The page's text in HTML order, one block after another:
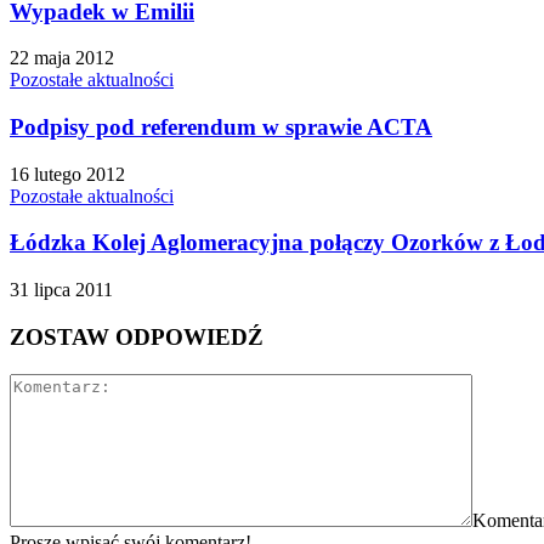
Wypadek w Emilii
22 maja 2012
Pozostałe aktualności
Podpisy pod referendum w sprawie ACTA
16 lutego 2012
Pozostałe aktualności
Łódzka Kolej Aglomeracyjna połączy Ozorków z
31 lipca 2011
ZOSTAW ODPOWIEDŹ